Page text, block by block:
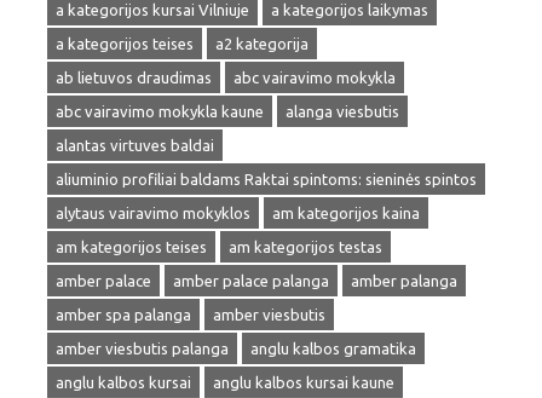
a kategorijos kursai Vilniuje
a kategorijos laikymas
a kategorijos teises
a2 kategorija
ab lietuvos draudimas
abc vairavimo mokykla
abc vairavimo mokykla kaune
alanga viesbutis
alantas virtuves baldai
aliuminio profiliai baldams Raktai spintoms: sieninės spintos
alytaus vairavimo mokyklos
am kategorijos kaina
am kategorijos teises
am kategorijos testas
amber palace
amber palace palanga
amber palanga
amber spa palanga
amber viesbutis
amber viesbutis palanga
anglu kalbos gramatika
anglu kalbos kursai
anglu kalbos kursai kaune